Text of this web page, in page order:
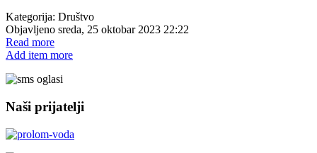
Kategorija: Društvo
Objavljeno sreda, 25 oktobar 2023 22:22
Read more
Add item more
Naši prijatelji